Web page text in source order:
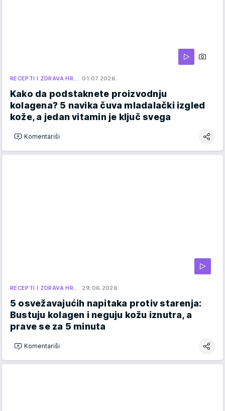
RECEPTI I ZDRAVA HR… 01.07.2026.
Kako da podstaknete proizvodnju
kolagena? 5 navika čuva mladalački izgled
kože, a jedan vitamin je ključ svega
Komentariši
RECEPTI I ZDRAVA HR… 29.06.2026.
5 osvežavajućih napitaka protiv starenja:
Bustuju kolagen i neguju kožu iznutra, a
prave se za 5 minuta
Komentariši